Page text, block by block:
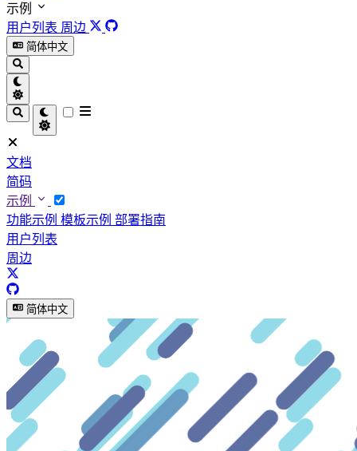
示例
用户列表 周边
简体中文
文档
简码
示例
功能示例 模板示例 部署指南
用户列表
周边
简体中文